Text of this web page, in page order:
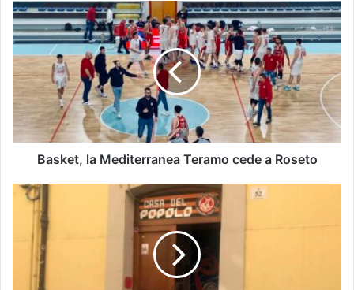
Basket, la Mediterranea Teramo cede a Roseto